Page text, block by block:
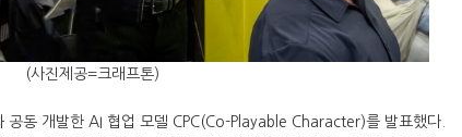
(사진제공=크래프톤)
공동 개발한 AI 협업 모델 CPC(Co-Playable Character)를 발표했다.